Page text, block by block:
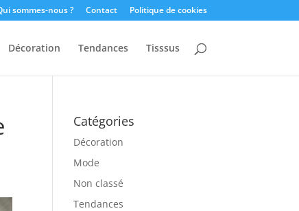
sommes-nous ? Contact Politique de cookies
Décoration Tendances Tisssus
Catégories
Décoration
Mode
Non classé
Tendances